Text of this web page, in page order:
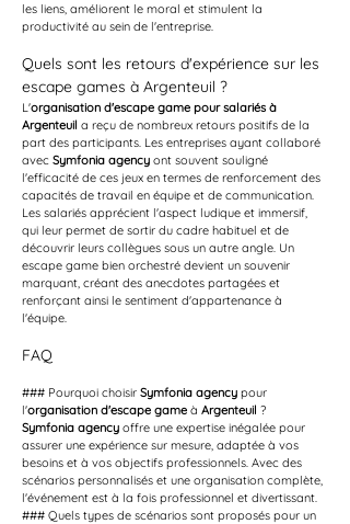
les liens, améliorent le moral et stimulent la
productivité au sein de l'entreprise.
Quels sont les retours d'expérience sur les
escape games à Argenteuil ?
L'organisation d'escape game pour salariés à
Argenteuil a reçu de nombreux retours positifs de la
part des participants. Les entreprises ayant collaboré
avec Symfonia agency ont souvent souligné
l'efficacité de ces jeux en termes de renforcement des
capacités de travail en équipe et de communication.
Les salariés apprécient l'aspect ludique et immersif,
qui leur permet de sortir du cadre habituel et de
découvrir leurs collègues sous un autre angle. Un
escape game bien orchestré devient un souvenir
marquant, créant des anecdotes partagées et
renforçant ainsi le sentiment d'appartenance à
l'équipe.
FAQ
### Pourquoi choisir Symfonia agency pour
l'organisation d'escape game à Argenteuil ?
Symfonia agency offre une expertise inégalée pour
assurer une expérience sur mesure, adaptée à vos
besoins et à vos objectifs professionnels. Avec des
scénarios personnalisés et une organisation complète,
l'événement est à la fois professionnel et divertissant.
### Quels types de scénarios sont proposés pour un